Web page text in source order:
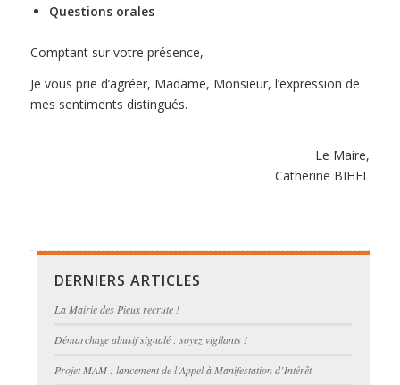
Questions orales
Comptant sur votre présence,
Je vous prie d’agréer, Madame, Monsieur, l’expression de
mes sentiments distingués.
Le Maire,
Catherine BIHEL
DERNIERS ARTICLES
La Mairie des Pieux recrute !
Démarchage abusif signalé : soyez vigilants !
Projet MAM : lancement de l’Appel à Manifestation d’Intérêt